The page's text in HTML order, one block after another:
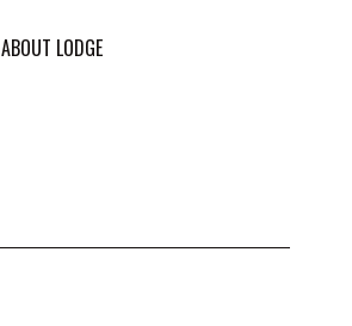
ABOUT LODGE